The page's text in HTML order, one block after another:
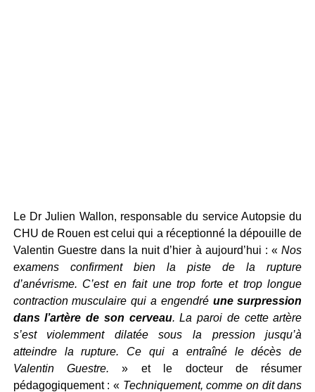
Le Dr Julien Wallon, responsable du service Autopsie du
CHU de Rouen est celui qui a réceptionné la dépouille de
Valentin Guestre dans la nuit d’hier à aujourd’hui : «Nos
examens confirment bien la piste de la rupture
d’anévrisme. C’est en fait une trop forte et trop longue
contraction musculaire qui a engendré une surpression
dans l’artère de son cerveau. La paroi de cette artère
s’est violemment dilatée sous la pression jusqu’à
atteindre la rupture. Ce qui a entraîné le décès de
Valentin Guestre. » et le docteur de résumer
pédagogiquement : « Techniquement, comme on dit dans